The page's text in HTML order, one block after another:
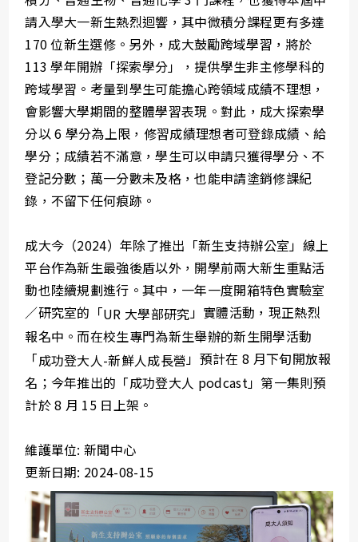
請入學大一新生熱烈迴響，其中微積分課程更有多達
170 位新生選修。另外，成大鼓勵跨域學習，將於
113 學年開辦「探索學分」，提供學生非主修學科的
跨域學習。考量到學生可能擔心跨領域成績不理想，
會影響大學期間的整體學習表現。對此，成大探索學
分以 6 學分為上限，修習成績理想者可登錄成績、給
學分；成績若不滿意，學生可以申請只獲得學分、不
登記分數；萬一分數未及格，也能申請塗銷修課紀
錄，不留下任何痕跡。
成大今（2024）年除了推出「新生支持辦公室」線上
平台作為新生最強後盾以外，開學前兩大新生重點活
動也陸續規劃進行。其中，一年一度開箱特色實驗室
／研究室的「UR 大學部研究 」實體活動，現正熱烈
報名中。而在校生專門為新生舉辦的新生開學活動
「成功登大人-新鮮人成長營」預計在 8 月下旬開放報
名；今年推出的「成功登大人 podcast」第一集則預
計於 8 月 15 日上架。
維護單位: 新聞中心
更新日期: 2024-08-15